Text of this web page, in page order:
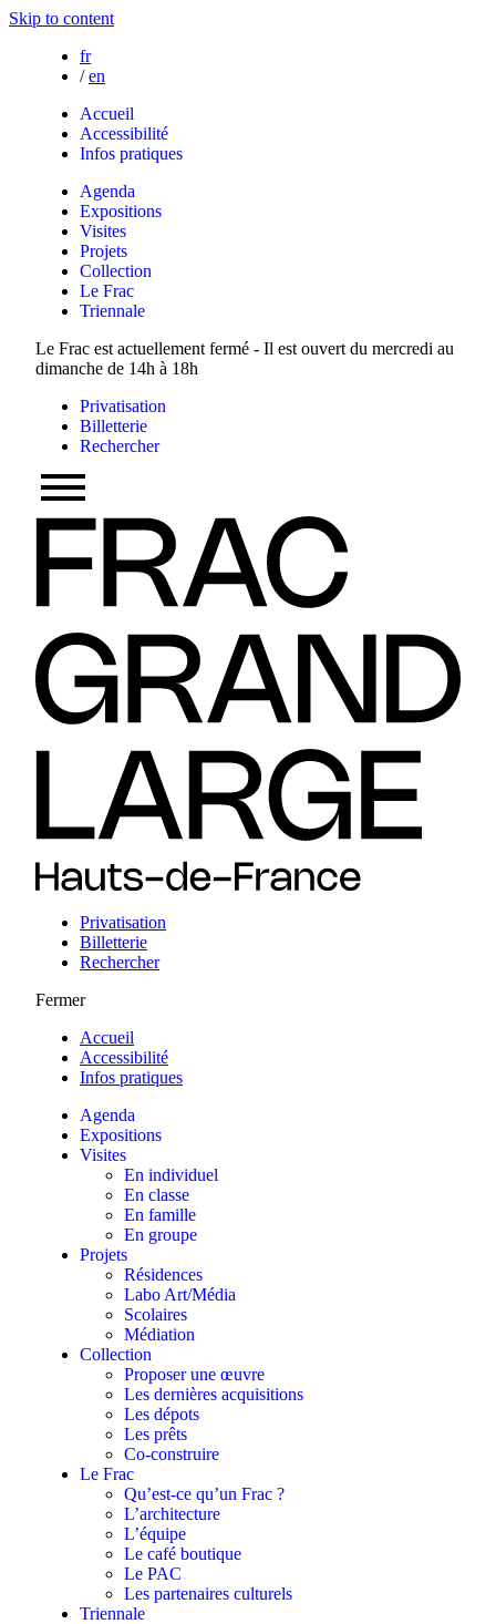
Skip to content
fr
/ en
Accueil
Accessibilité
Infos pratiques
Agenda
Expositions
Visites
Projets
Collection
Le Frac
Triennale
Le Frac est actuellement fermé - Il est ouvert du mercredi au
dimanche de 14h à 18h
Privatisation
Billetterie
Rechercher
Privatisation
Billetterie
Rechercher
Fermer
Accueil
Accessibilité
Infos pratiques
Agenda
Expositions
Visites
En individuel
En classe
En famille
En groupe
Projets
Résidences
Labo Art/Média
Scolaires
Médiation
Collection
Proposer une œuvre
Les dernières acquisitions
Les dépots
Les prêts
Co-construire
Le Frac
Qu’est-ce qu’un Frac ?
L’architecture
L’équipe
Le café boutique
Le PAC
Les partenaires culturels
Triennale